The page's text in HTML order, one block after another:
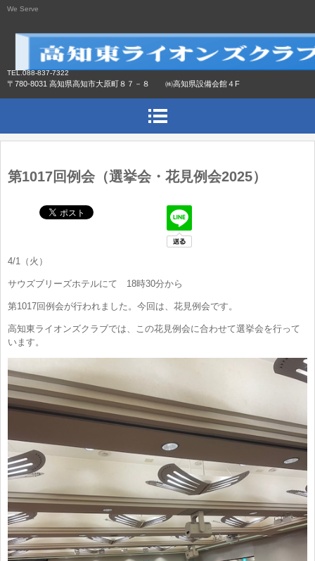
We Serve
TEL.088-837-7322
〒780-8031 高知県高知市大原町８７－８ ㈱高知県設備会館４F
第1017回例会（選挙会・花見例会2025）
4/1（火）
サウズブリーズホテルにて 18時30分から
第1017回例会が行われました。今回は、花見例会です。
高知東ライオンズクラブでは、この花見例会に合わせて選挙会を行って
います。